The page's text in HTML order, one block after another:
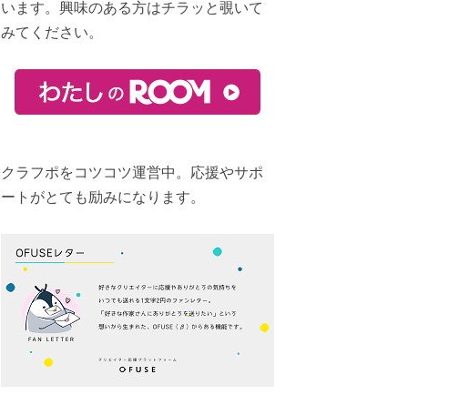
います。興味のある方はチラッと覗いて
みてください。
クラフポをコツコツ運営中。応援やサポ
ートがとても励みになります。